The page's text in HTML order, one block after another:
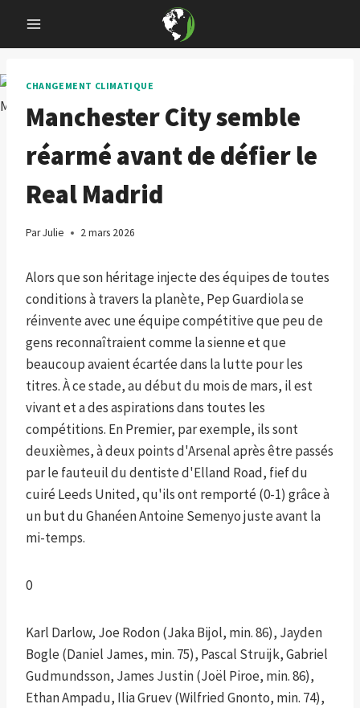
content
CHANGEMENT CLIMATIQUE
Manchester City semble
réarmé avant de défier le
Real Madrid
ParJulie 2 mars 2026
Alors que son héritage injecte des équipes de toutes
conditions à travers la planète, Pep Guardiola se
réinvente avec une équipe compétitive que peu de
gens reconnaîtraient comme la sienne et que
beaucoup avaient écartée dans la lutte pour les
titres. À ce stade, au début du mois de mars, il est
vivant et a des aspirations dans toutes les
compétitions. En Premier, par exemple, ils sont
deuxièmes, à deux points d'Arsenal après être passés
par le fauteuil du dentiste d'Elland Road, fief du
cuiré Leeds United, qu'ils ont remporté (0-1) grâce à
un but du Ghanéen Antoine Semenyo juste avant la
mi-temps.
0
Karl Darlow, Joe Rodon (Jaka Bijol, min. 86), Jayden
Bogle (Daniel James, min. 75), Pascal Struijk, Gabriel
Gudmundsson, James Justin (Joël Piroe, min. 86),
Ethan Ampadu, Ilia Gruev (Wilfried Gnonto, min. 74),